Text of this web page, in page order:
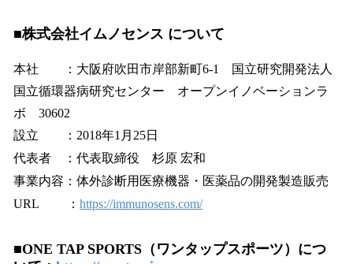
■株式会社イムノセンス について
本社 ：大阪府吹田市岸部新町6-1 国立研究開発法人
国立循環器病研究センター オープンイノベーションラ
ボ 30602
設立 ：2018年1月25日
代表者 ：代表取締役 杉原 宏和
事業内容：体外診断用医療機器・医薬品の開発製造販売
URL ： https://immunosens.com/
■ONE TAP SPORTS（ワンタップスポーツ）につ